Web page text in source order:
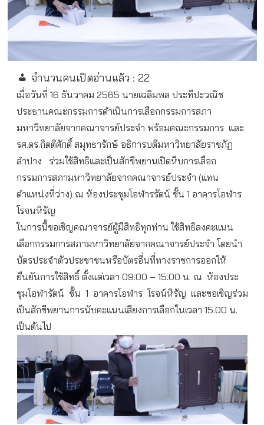
จำนวนคนเปิดอ่านแล้ว : 22
เมื่อวันที่ 16 ธันวาคม 2565 นายเฉลิมพล ประทีปะวณิช
ประธานคณะกรรมการดำเนินการเลือกกรรมการสภา
มหาวิทยาลัยจากคณาจารย์ประจำ พร้อมคณะกรรมการ และ
รศ.ดร.กิตติศักดิ์ สมุทธารักษ์ อธิการบดีมหาวิทยาลัยราชภัฏ
ลำปาง ร่วมใช้สิทธิและเป็นสักขีพยานเปิดหีบการเลือก
กรรมการสภามหาวิทยาลัยจากคณาจารย์ประจำ (แทน
ตำแหน่งที่ว่าง) ณ ห้องประชุมโอฬารรัตน์ ชั้น 1 อาคารโอฬาร
โรจนหิรัญ
ในการนี้ขอเชิญคณาจารย์ผู้มีสิทธิทุกท่าน ใช้สิทธิลงคะแนน
เลือกกรรมการสภามหาวิทยาลัยจากคณาจารย์ประจำ โดยนำ
บัตรประจำตัวประชาชนหรือบัตรอื่นที่ทางราชการออกให้
ยืนยันการใช้สิทธิ์ ตั้งแต่เวลา 09.00 – 15.00 น. ณ ห้องประ
ชุมโอฬารัตน์ ชั้น 1 อาคารโอฬาร โรจน์หิรัญ และขอเชิญร่วม
เป็นสักขีพยานการนับคะแนนเสียงการเลือกในเวลา 15.00 น.
เป็นต้นไป